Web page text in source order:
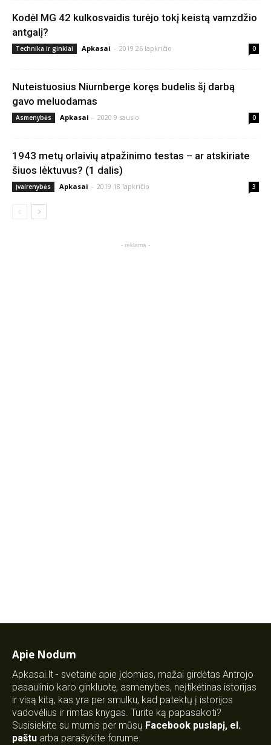
Kodėl MG 42 kulkosvaidis turėjo tokį keistą vamzdžio
antgalį?
Technika ir ginklai Apkasai - 2019 26 lapkričio 0
Nuteistuosius Niurnberge koręs budelis šį darbą
gavo meluodamas
Asmenybės Apkasai - 2020 9 sausio 0
1943 metų orlaivių atpažinimo testas – ar atskiriate
šiuos lėktuvus? (1 dalis)
Įvairenybės Apkasai - 2019 18 lapkričio 3
- reklama -
Apie Nodum
Apkasai.lt - svetainė apie įdomias, mažai girdėtas Antrojo
pasaulinio karo ginkluotę, asmenybes, neįtikėtinas istorijas
ir visą kitą, kas yra per smulku, kad patektų į istorijos
vadovėlius ir rimtas knygas. Turite ką papasakoti?
Susisiekite su mumis per mūsų Facebook puslapį, el.
paštu arba parašykite forume.